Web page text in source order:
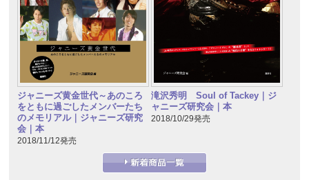
ジャニーズ黄金世代～あのころ
をともに過ごしたメンバーたち
のメモリアル｜ジャニーズ研究
会｜本
2018/11/12発売
滝沢秀明 Soul of Tackey｜ジ
ャニーズ研究会｜本
2018/10/29発売